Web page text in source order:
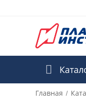
Главная /